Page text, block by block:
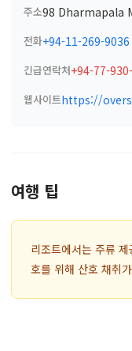
주소98 Dharmapala
전화+94-11-269-9036
긴급연락처+94-77-
웹사이트https://
여행 팁
리조트에서는 주류
호를 위해 산호 채취